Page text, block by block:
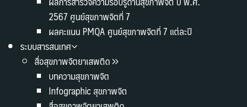
2567 ศูนย์สุขภาพจิตที่ 7
ผลคะแนน PMQA ศูนย์สุขภาพจิตที่ 7 แต่ละปี
ระบบสารสนเทศ
สื่อสุขภาพจิตยาเสพติด
บทความสุขภาพจิต
Infographic สุขภาพจิต